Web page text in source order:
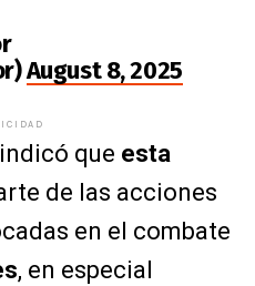
August 8, 2025
que esta
de las acciones
en el combate
, en especial